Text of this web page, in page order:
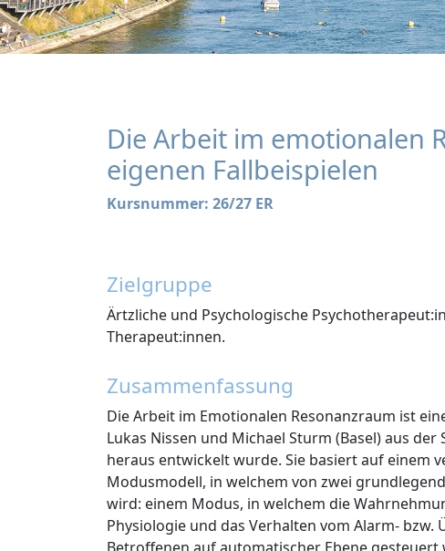
Die Arbeit im emotionalen
eigenen Fallbeispielen
Kursnummer: 26/27 ER
Zielgruppe
Ärtzliche und Psychologische
Therapeut:innen.
Zusammenfassung
Die Arbeit im Emotionalen Resonanzraum ist
Lukas Nissen und Michael Sturm (Basel) aus der
heraus entwickelt wurde. Sie basiert auf einem
Modusmodell, in welchem von zwei
wird: einem Modus, in welchem die
Physiologie und das Verhalten vom Alarm- bzw.